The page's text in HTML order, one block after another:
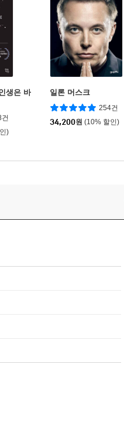
생은 바
)
일론 머스크
254건
34,200원 (10% 할인)